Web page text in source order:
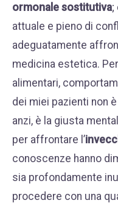
ormonale sostitutiva;
attuale e pieno di
adeguatamente
medicina estetica. Per prima cosa analizzare i fattori
alimentari,
dei miei pazienti non
anzi, è la giusta
per affrontare l’
conoscenze hanno
sia profondamente
procedere con una